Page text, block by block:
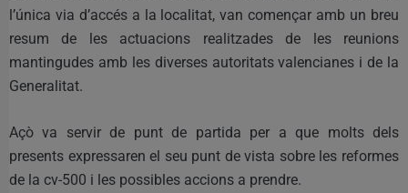
l’única via d’accés a la localitat, van començar amb un breu
resum de les actuacions realitzades de les reunions
mantingudes amb les diverses autoritats valencianes i de la
Generalitat.
Açò va servir de punt de partida per a que molts dels
presents expressaren el seu punt de vista sobre les reformes
de la cv-500 i les possibles accions a prendre.